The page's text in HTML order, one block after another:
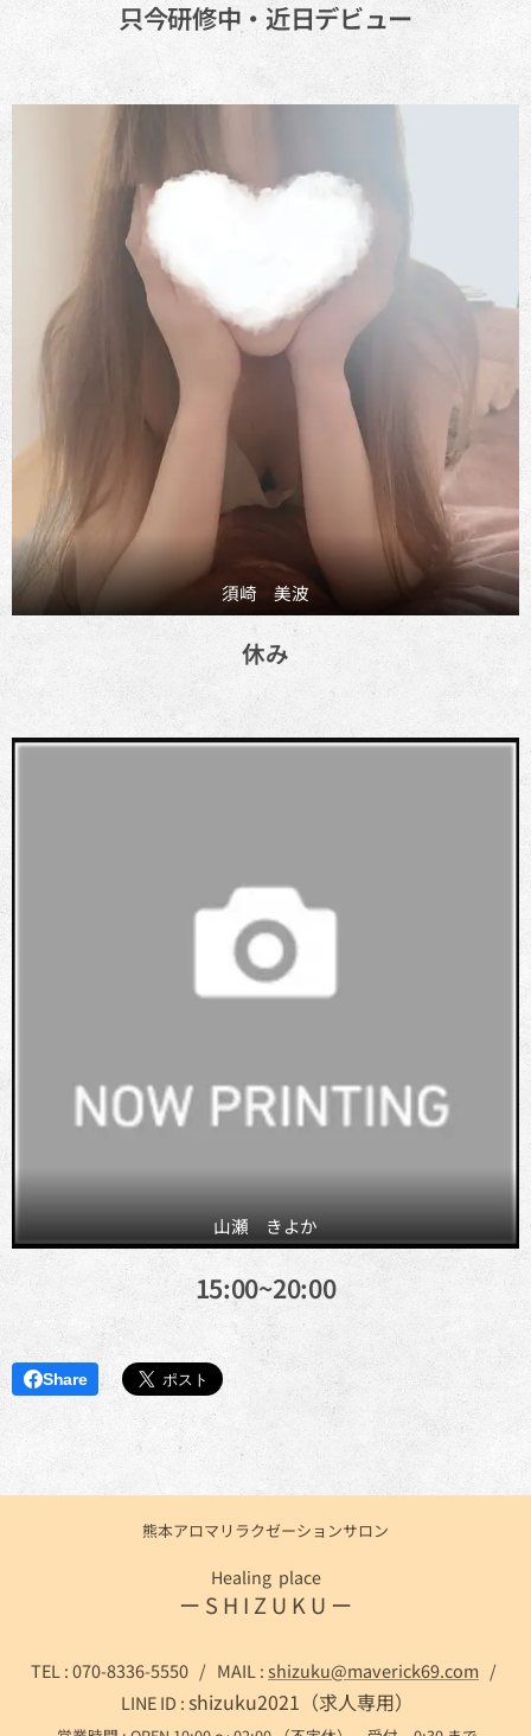
只今研修中・近日デビュー
須崎 美波
休み
山瀬 きよか
15:00~20:00
Share
熊本アロマリラクゼーションサロン
Healing place
ー S H I Z U K U ー
TEL : 070-8336-5550 / MAIL :shizuku@maverick69.com /
LINE ID :shizuku2021（求人専用）